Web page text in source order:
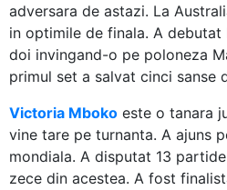
adversara de astazi. La
in optimile de finala. A
doi invingand-o pe poloneza
primul set a salvat cinci sanse
Victoria Mboko este o tanara
vine tare pe turnanta. A ajuns
mondiala. A disputat 13
zece din acestea. A fost